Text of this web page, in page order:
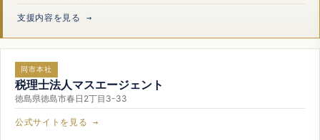
支援内容を見る →
同市本社
税理士法人マスエージェント
徳島県徳島市春日2丁目3-33
公式サイトを見る →